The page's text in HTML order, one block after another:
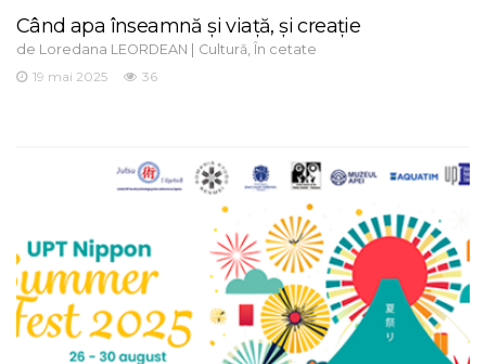
Când apa înseamnă și viață, și creație
de Loredana LEORDEAN | Cultură În cetate
19 mai 2025
36